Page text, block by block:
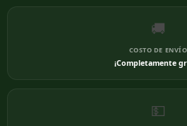
🚚
COSTO DE ENVÍO
¡Completamente
💵